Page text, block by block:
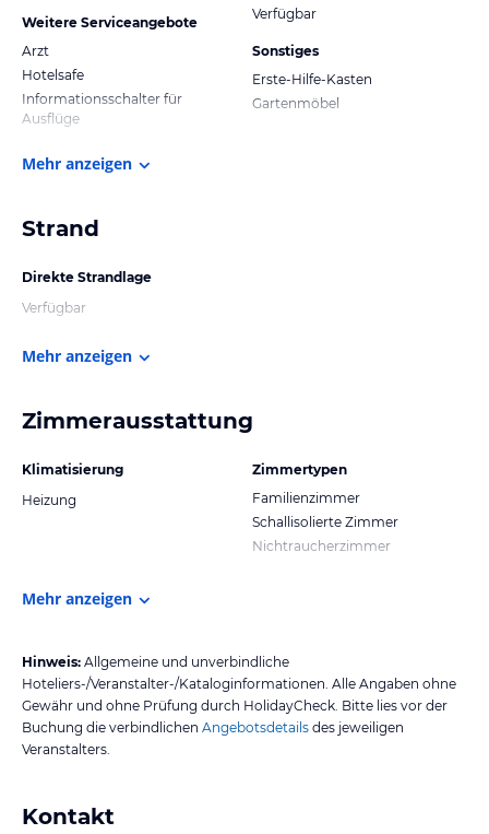
Weitere Serviceangebote
Arzt
Hotelsafe
Informationsschalter für
Ausflüge
Verfügbar
Sonstiges
Erste-Hilfe-Kasten
Gartenmöbel
Mehr anzeigen
Strand
Direkte Strandlage
Verfügbar
Mehr anzeigen
Zimmerausstattung
Klimatisierung
Heizung
Zimmertypen
Familienzimmer
Schallisolierte Zimmer
Nichtraucherzimmer
Mehr anzeigen
Hinweis: Allgemeine und unverbindliche
Hoteliers-/Veranstalter-/Kataloginformationen. Alle Angaben ohne
Gewähr und ohne Prüfung durch HolidayCheck. Bitte lies vor der
Buchung die verbindlichen Angebotsdetails des jeweiligen
Veranstalters.
Kontakt